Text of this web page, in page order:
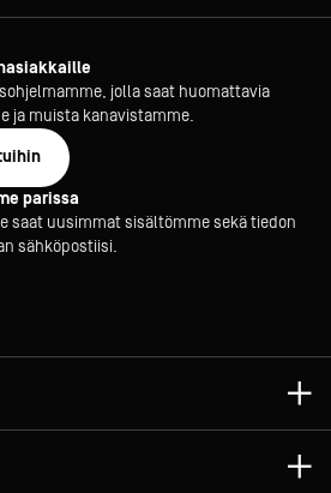
jolla saat huomattavia
ja muista kanavistamme.
parissa
saat uusimmat sisältömme sekä tiedon
sähköpostiisi.